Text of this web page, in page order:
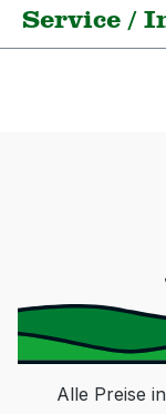
Service /
Alle Preise